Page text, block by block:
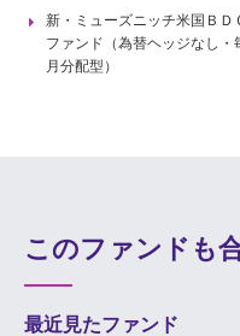
新・ミューズニッチ米国ＢＤ
ファンド（為替ヘッジなし・
月分配型）
このファンドも
最近見たファンド